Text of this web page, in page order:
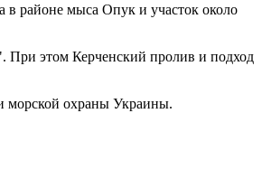
в районе мыса Опук и участок около
При этом Керченский пролив и подход
морской охраны Украины.